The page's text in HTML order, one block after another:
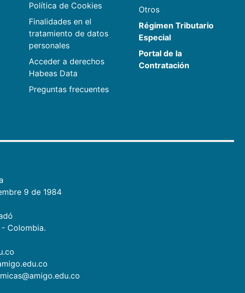
Política de Cookies
Finalidades en el
tratamiento de datos
personales
Acceder a derechos
Habeas Data
Preguntas frecuentes
Otros
Régimen Tributario
Especial
Portal de la
Contratación
9 de 1984
Colombia.